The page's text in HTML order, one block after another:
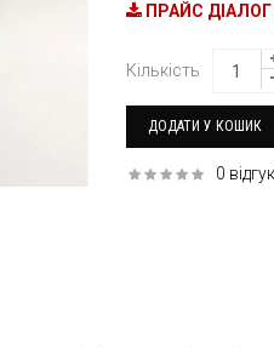
ПРАЙС ДІАЛОГ
Кількість
0